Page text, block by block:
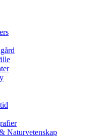
Naturvetenskap